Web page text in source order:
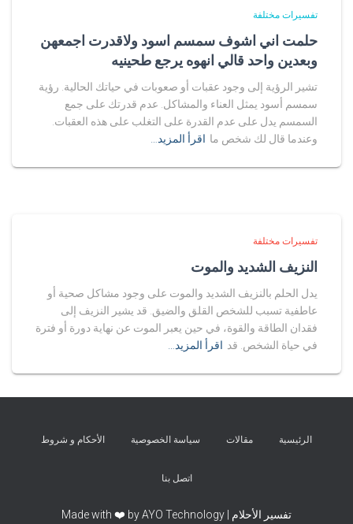
تفسيرات مختلفة
حلمت اني اشوف سمسم اسود ولاقدرت اجمعهن
وبعدين واحد قالي انهوه يرجع طحينيه
تشير الرؤية إلى وجود عقبات أو صعوبات في حياتك الحالية. رؤية
سمسم أسود يمثل العناء والمشاكل. عدم قدرتك على جمع
السمسم يدل على عدم القدرة على التغلب على هذه العقبات.
وعندما قال لك شخص ما اقرأ المزيد…
تفسيرات مختلفة
النزيف الشديد والموت
يدل الحلم بالنزيف الشديد والموت على وجود مشاكل صحية أو
عاطفية تسبب للشخص القلق والضيق. قد يشير النزيف إلى
فقدان الطاقة والقوة، في حين يعبر الموت عن نهاية دورة أو فترة
في حياة الشخص. قد اقرأ المزيد…
الرئيسية مقالات سياسة الخصوصية الأحكام و شروط
اتصل بنا
تفسير الأحلام | Made with ❤️ by AYO Technology